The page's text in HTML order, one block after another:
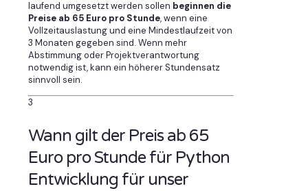
laufend umgesetzt werden sollen beginnen die
Preise ab 65 Euro pro Stunde, wenn eine
Vollzeitauslastung und eine Mindestlaufzeit von
3 Monaten gegeben sind. Wenn mehr
Abstimmung oder Projektverantwortung
notwendig ist, kann ein höherer Stundensatz
sinnvoll sein.
3
Wann gilt der Preis ab 65
Euro pro Stunde für Python
Entwicklung für unser